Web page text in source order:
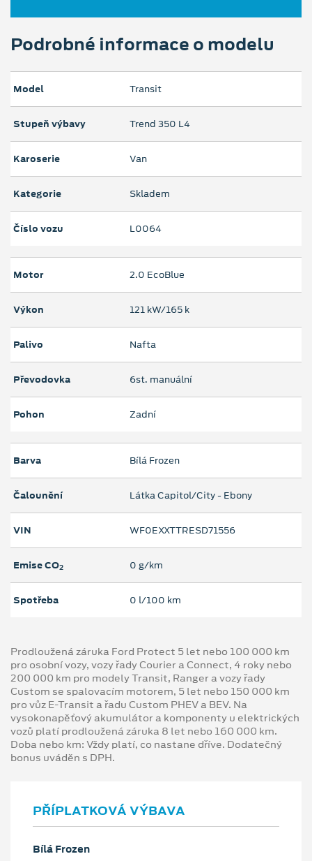
Podrobné informace o modelu
Model Transit
Stupeň výbavy Trend 350 L4
Karoserie Van
Kategorie Skladem
Číslo vozu L0064
Motor 2.0 EcoBlue
Výkon 121 kW/165 k
Palivo Nafta
Převodovka 6st. manuální
Pohon Zadní
Barva Bílá Frozen
Čalounění Látka Capitol/City - Ebony
VIN WF0EXXTTRESD71556
Emise CO2 0 g/km
Spotřeba 0 l/100 km
Prodloužená záruka Ford Protect 5 let nebo 100 000 km
pro osobní vozy, vozy řady Courier a Connect, 4 roky nebo
200 000 km pro modely Transit, Ranger a vozy řady
Custom se spalovacím motorem, 5 let nebo 150 000 km
pro vůz E-Transit a řadu Custom PHEV a BEV. Na
vysokonapěťový akumulátor a komponenty u elektrických
vozů platí prodloužená záruka 8 let nebo 160 000 km.
Doba nebo km: Vždy platí, co nastane dříve. Dodatečný
bonus uváděn s DPH.
PŘÍPLATKOVÁ VÝBAVA
Bílá Frozen